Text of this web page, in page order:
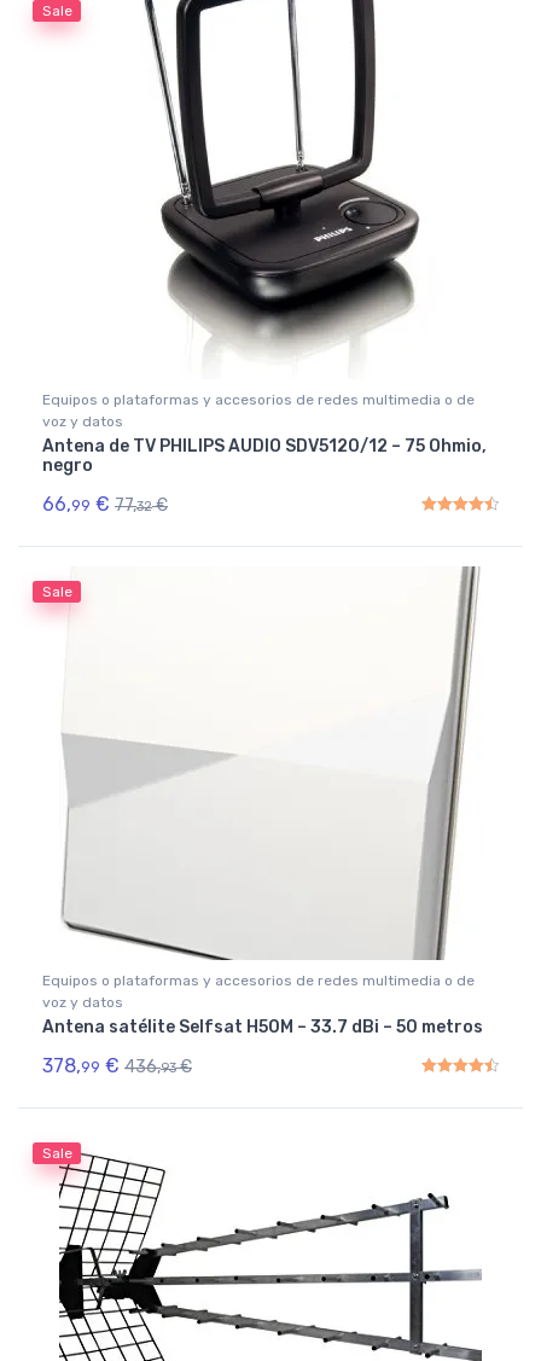
Sale
Equipos o plataformas y accesorios de redes multimedia o de
voz y datos
Antena de TV PHILIPS AUDIO SDV5120/12 – 75 Ohmio,
negro
66,99 € 77,32 €
Sale
Equipos o plataformas y accesorios de redes multimedia o de
voz y datos
Antena satélite Selfsat H50M – 33.7 dBi – 50 metros
378,99 € 436,93 €
Sale